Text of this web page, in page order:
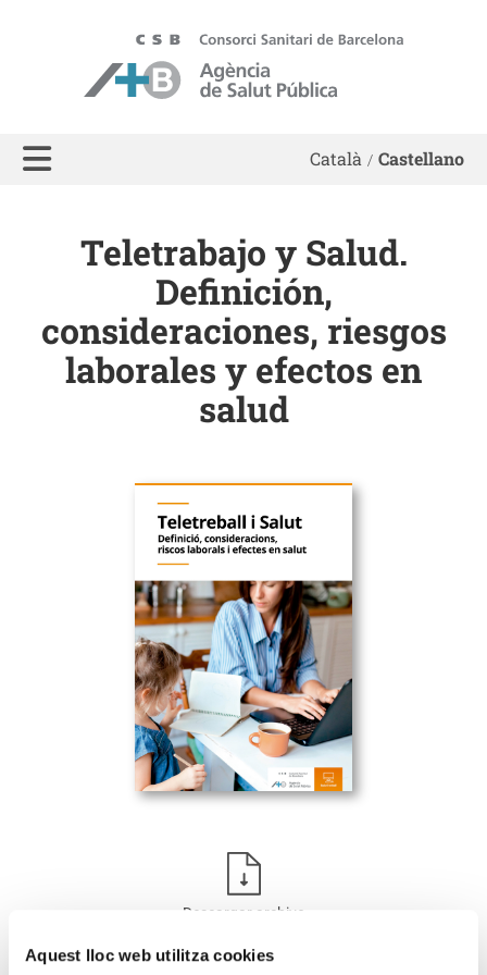
Aquest lloc web utilitza cookies
Català Castellano
Teletrabajo y Salud.
Definición,
consideraciones, riesgos
laborales y efectos en
salud
Descargar archivo